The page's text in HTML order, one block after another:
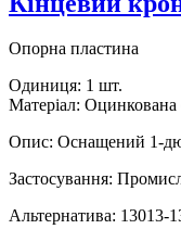
Опорна пластина
Одиниця: 1 шт.
Матеріал: Оцинкована
Опис: Оснащений 1-
Застосування:
Альтернатива: 13013-